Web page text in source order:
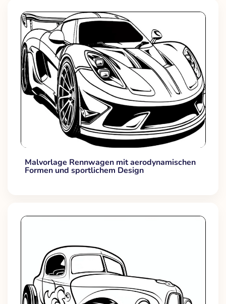
Malvorlage Rennwagen mit aerodynamischen
Formen und sportlichem Design